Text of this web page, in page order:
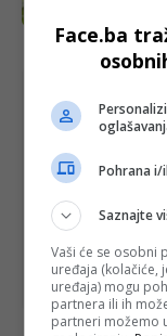
Kako Čović
BIH
Face.ba
Pohrana i/
Saznajte
Vaši će se osobni
uređaja (kolačiće,
uređaja) mogu
partnera ili ih
partneri možemo